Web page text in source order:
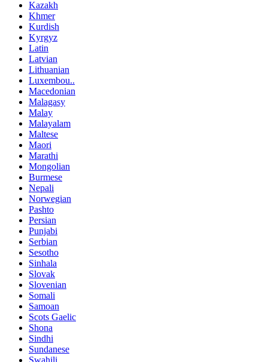
Kazakh
Khmer
Kurdish
Kyrgyz
Latin
Latvian
Lithuanian
Luxembou..
Macedonian
Malagasy
Malay
Malayalam
Maltese
Maori
Marathi
Mongolian
Burmese
Nepali
Norwegian
Pashto
Persian
Punjabi
Serbian
Sesotho
Sinhala
Slovak
Slovenian
Somali
Samoan
Scots Gaelic
Shona
Sindhi
Sundanese
Swahili